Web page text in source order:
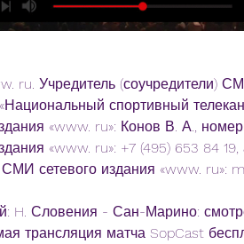
ru. Учредитель (соучредители)
спортивный
«www. ru»: Конов В. А.,
«www. ru»: +7 (495) 653 84 19,
сетевого издания «www. ru»:
H. Словения - Сан-Марино:
трансляция матча SopCast